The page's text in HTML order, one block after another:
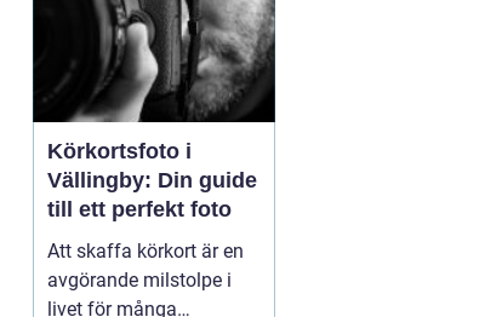
Körkortsfoto i
Vällingby: Din guide
till ett perfekt foto
Att skaffa körkort är en
avgörande milstolpe i
livet för många